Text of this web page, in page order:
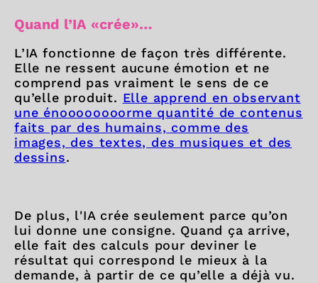
Quand l’IA «crée»…
L’IA fonctionne de façon très différente.
Elle ne ressent aucune émotion et ne
comprend pas vraiment le sens de ce
qu’elle produit. Elle apprend en observant
une énoooooooorme quantité de contenus
faits par des humains, comme des
images, des textes, des musiques et des
dessins.
De plus, l'IA crée seulement parce qu’on
lui donne une consigne. Quand ça arrive,
elle fait des calculs pour deviner le
résultat qui correspond le mieux à la
demande, à partir de ce qu’elle a déjà vu.